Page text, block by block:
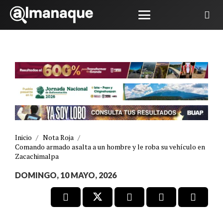
Inicio / Nota Roja /
Comando armado asalta a un hombre y le roba su vehículo en
Zacachimalpa
DOMINGO, 10 MAYO, 2026